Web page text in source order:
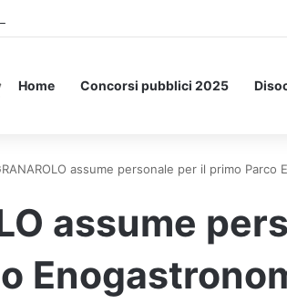
Pagati per Stare a Letto: ecco l’esperimento
Home Concorsi pubblici 2025
assume personale per il primo Parco
assume